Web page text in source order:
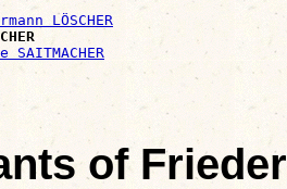
LÖSCHER
of